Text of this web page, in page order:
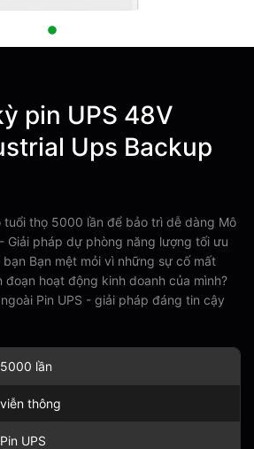
pin UPS 48V
Ups Backup
tuổi thọ 5000 lần để bảo trì dễ dàng Mô
Giải pháp dự phòng năng lượng tối ưu
Bạn mệt mỏi vì những sự cố mất
hoạt động kinh doanh của mình?
Pin UPS - giải pháp đáng tin cậy
5000 lần
viễn thông
Pin UPS